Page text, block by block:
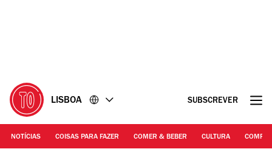
LISBOA SUBSCREVER
NOTÍCIAS COISAS PARA FAZER COMER & BEBER CULTURA
DR | Oruã